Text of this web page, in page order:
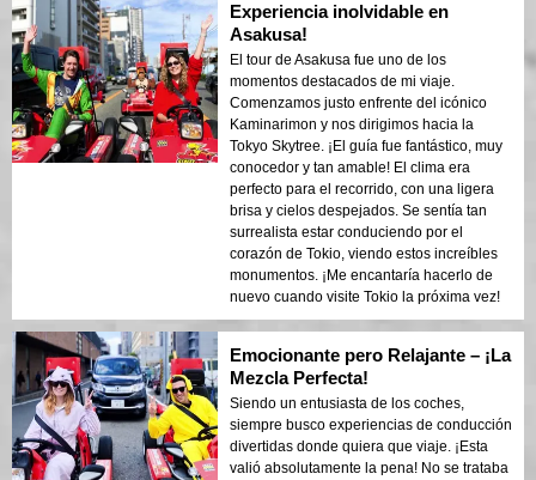
Experiencia inolvidable en
Asakusa!
El tour de Asakusa fue uno de los
momentos destacados de mi viaje.
Comenzamos justo enfrente del icónico
Kaminarimon y nos dirigimos hacia la
Tokyo Skytree. ¡El guía fue fantástico, muy
conocedor y tan amable! El clima era
perfecto para el recorrido, con una ligera
brisa y cielos despejados. Se sentía tan
surrealista estar conduciendo por el
corazón de Tokio, viendo estos increíbles
monumentos. ¡Me encantaría hacerlo de
nuevo cuando visite Tokio la próxima vez!
Emocionante pero Relajante – ¡La
Mezcla Perfecta!
Siendo un entusiasta de los coches,
siempre busco experiencias de conducción
divertidas donde quiera que viaje. ¡Esta
valió absolutamente la pena! No se trataba